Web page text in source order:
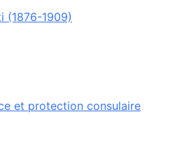
(1876-1909)
et protection consulaire